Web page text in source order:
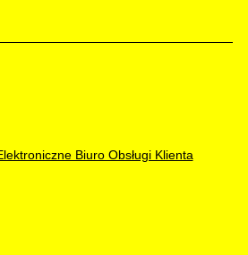
Biuro Obsługi Klienta